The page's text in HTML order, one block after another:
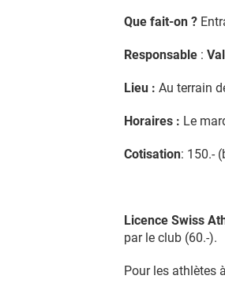
Que fait-on ?
Responsable :
Lieu : Au terrain
Horaires : Le
Cotisation: 150.-
Licence Swiss
par le club (60.-).
Pour les athlètes